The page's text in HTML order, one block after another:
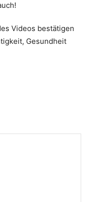
Videos bestätigen
Gesundheit